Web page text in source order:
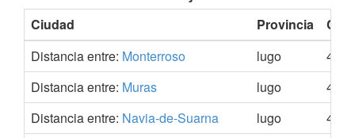
Ciudad Provincia
Distancia entre: Monterroso lugo
Distancia entre: Muras lugo
Distancia entre: Navia-de-Suarna lugo